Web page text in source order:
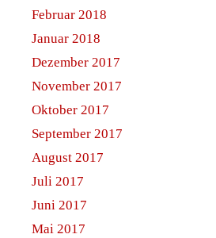
Februar 2018
Januar 2018
Dezember 2017
November 2017
Oktober 2017
September 2017
August 2017
Juli 2017
Juni 2017
Mai 2017